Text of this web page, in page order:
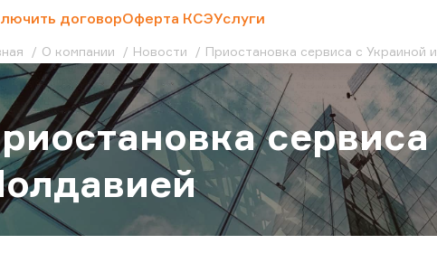
договорОферта КСЭУслуги
О компании Новости Приостановка сервиса c Украиной